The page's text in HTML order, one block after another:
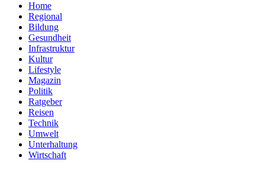
Home
Regional
Bildung
Gesundheit
Infrastruktur
Kultur
Lifestyle
Magazin
Politik
Ratgeber
Reisen
Technik
Umwelt
Unterhaltung
Wirtschaft